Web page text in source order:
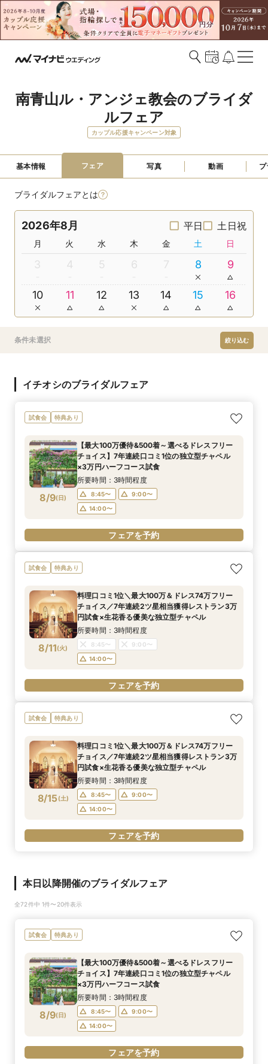
南青山ル・アンジェ教会のブライダ
ルフェア
カップル応援キャンペーン対象
基本情報 フェア 写真 動画
ブライダルフェアとは
2026年8月 平日 土日祝
月 火 水 木 金 土 日
3 4 5 6 7 8 9
10 11 12 13 14 15 16
条件未選択 絞り込む
イチオシのブライダルフェア
試食会 特典あり
8/9(日)
【最大100万優待&500着～選べるドレスフリー
チョイス】7年連続口コミ1位の独立型チャペル
×3万円ハーフコース試食
所要時間：3時間程度
8:45〜
9:00〜
14:00〜
フェアを予約
試食会 特典あり
8/11(火)
料理口コミ1位＼最大100万＆ドレス74万フリー
チョイス／7年連続2ツ星相当獲得レストラン3万
円試食×生花香る優美な独立型チャペル
所要時間：3時間程度
8:45〜
9:00〜
14:00〜
フェアを予約
試食会 特典あり
8/15(土)
料理口コミ1位＼最大100万＆ドレス74万フリー
チョイス／7年連続2ツ星相当獲得レストラン3万
円試食×生花香る優美な独立型チャペル
所要時間：3時間程度
8:45〜
9:00〜
14:00〜
フェアを予約
本日以降開催のブライダルフェア
全72件中 1件〜20件表示
試食会 特典あり
8/9(日)
【最大100万優待&500着～選べるドレスフリー
チョイス】7年連続口コミ1位の独立型チャペル
×3万円ハーフコース試食
所要時間：3時間程度
8:45〜
9:00〜
14:00〜
フェアを予約